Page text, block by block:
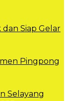
Siap Gelar
Pingpong
Selayang